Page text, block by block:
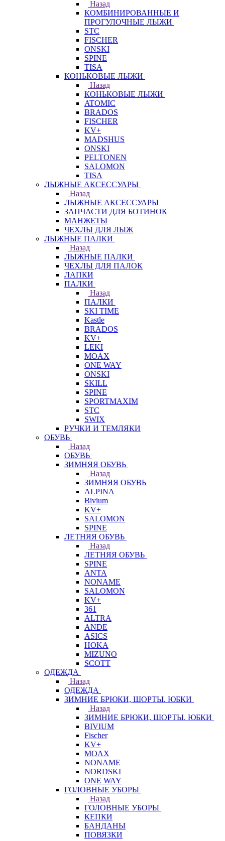
Назад
КОМБИНИРОВАННЫЕ И
ПРОГУЛОЧНЫЕ ЛЫЖИ
STC
FISCHER
ONSKI
SPINE
TISA
КОНЬКОВЫЕ ЛЫЖИ
Назад
КОНЬКОВЫЕ ЛЫЖИ
ATOMIC
BRADOS
FISCHER
KV+
MADSHUS
ONSKI
PELTONEN
SALOMON
TISA
ЛЫЖНЫЕ АКСЕССУАРЫ
Назад
ЛЫЖНЫЕ АКСЕССУАРЫ
ЗАПЧАСТИ ДЛЯ БОТИНОК
МАНЖЕТЫ
ЧЕХЛЫ ДЛЯ ЛЫЖ
ЛЫЖНЫЕ ПАЛКИ
Назад
ЛЫЖНЫЕ ПАЛКИ
ЧЕХЛЫ ДЛЯ ПАЛОК
ЛАПКИ
ПАЛКИ
Назад
ПАЛКИ
SKI TIME
Kastle
BRADOS
KV+
LEKI
MOAX
ONE WAY
ONSKI
SKILL
SPINE
SPORTMAXIM
STC
SWIX
РУЧКИ И ТЕМЛЯКИ
ОБУВЬ
Назад
ОБУВЬ
ЗИМНЯЯ ОБУВЬ
Назад
ЗИМНЯЯ ОБУВЬ
ALPINA
Bivium
KV+
SALOMON
SPINE
ЛЕТНЯЯ ОБУВЬ
Назад
ЛЕТНЯЯ ОБУВЬ
SPINE
ANTA
NONAME
SALOMON
KV+
361
ALTRA
ANDE
ASICS
HOKA
MIZUNO
SCOTT
ОДЕЖДА
Назад
ОДЕЖДА
ЗИМНИЕ БРЮКИ, ШОРТЫ. ЮБКИ
Назад
ЗИМНИЕ БРЮКИ, ШОРТЫ. ЮБКИ
BIVIUM
Fischer
KV+
MOAX
NONAME
NORDSKI
ONE WAY
ГОЛОВНЫЕ УБОРЫ
Назад
ГОЛОВНЫЕ УБОРЫ
КЕПКИ
БАНДАНЫ
ПОВЯЗКИ